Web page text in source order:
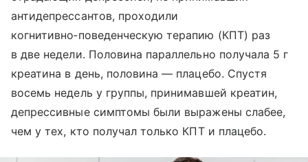
антидепрессантов, проходили
когнитивно‑поведенческую терапию (КПТ) раз
в две недели. Половина параллельно получала 5 г
креатина в день, половина — плацебо. Спустя
восемь недель у группы, принимавшей креатин,
депрессивные симптомы были выражены слабее,
чем у тех, кто получал только КПТ и плацебо.